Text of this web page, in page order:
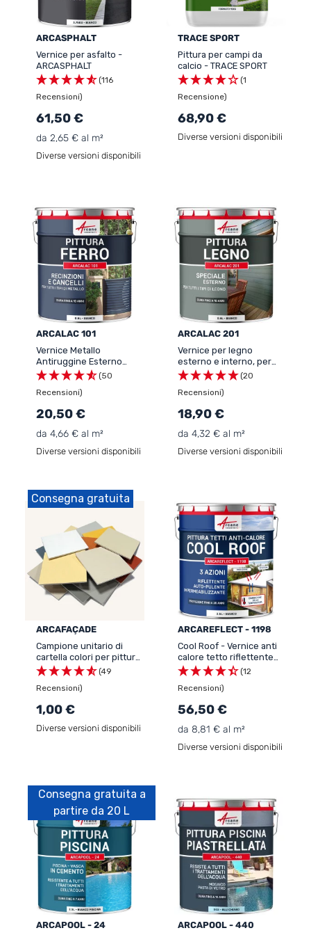
ARCASPHALT
Vernice per asfalto -
ARCASPHALT
(116
Recensioni)
61,50 €
da 2,65 € al m²
Diverse versioni disponibili
TRACE SPORT
Pittura per campi da
calcio - TRACE SPORT
(1
Recensione)
68,90 €
Diverse versioni disponibili
ARCALAC 101
Vernice Metallo
Antiruggine Esterno
ARCALAC 101 -
Protezione Duratura
Ferro e Acciaio,
Ruggine
(50
Recensioni)
20,50 €
da 4,66 € al m²
Diverse versioni disponibili
ARCALAC 201
Vernice per legno
esterno e interno, per
tutti i tipi di legno -
ARCALAC - 201
(20
Recensioni)
18,90 €
da 4,32 € al m²
Diverse versioni disponibili
Consegna gratuita
ARCAFAÇADE
Campione unitario di
cartella colori per pittura
per facciate
(49
Recensioni)
1,00 €
Diverse versioni disponibili
ARCAREFLECT - 1198
Cool Roof - Vernice anti
calore tetto riflettente
bianca - ARCAREFLECT -
1198
(12
Recensioni)
56,50 €
da 8,81 € al m²
Diverse versioni disponibili
Consegna gratuita a
partire da 20 L
ARCAPOOL - 24
ARCAPOOL - 440